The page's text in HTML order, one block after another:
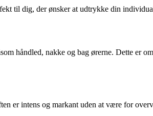
til dig, der ønsker at udtrykke din
håndled, nakke og bag ørerne. Dette er
er intens og markant uden at være for